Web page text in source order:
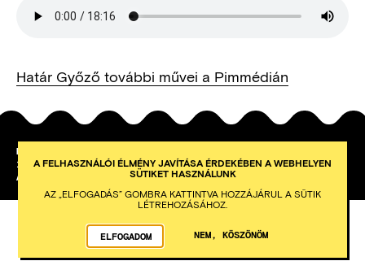
Határ Győző további művei a Pimmédián
PETŐFI IRODALMI MÚZEUM
1053 BUDAPEST
KÁROLYI UTCA 16.
AZ INTEGRAL VISION FEJLESZTETTE
A FELHASZNÁLÓI ÉLMÉNY JAVÍTÁSA ÉRDEKÉBEN A WEBHELYEN
SÜTIKET HASZNÁLUNK
AZ „ELFOGADÁS” GOMBRA KATTINTVA HOZZÁJÁRUL A SÜTIK
LÉTREHOZÁSÁHOZ.
ELFOGADOM NEM, KÖSZÖNÖM